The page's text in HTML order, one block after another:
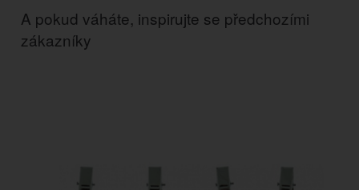
A pokud váháte, inspirujte se předchozími
zákazníky